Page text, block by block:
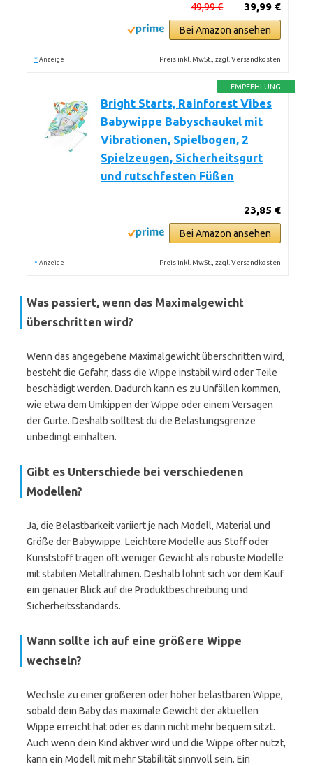
39,99 €
49,99 €
Bei Amazon ansehen
* Anzeige Preis inkl. MwSt., zzgl. Versandkosten
EMPFEHLUNG
Bright Starts, Rainforest Vibes
Babywippe Babyschaukel mit
Vibrationen, Spielbogen, 2
Spielzeugen, Sicherheitsgurt
und rutschfesten Füßen
23,85 €
Bei Amazon ansehen
* Anzeige Preis inkl. MwSt., zzgl. Versandkosten
Was passiert, wenn das Maximalgewicht
überschritten wird?
Wenn das angegebene Maximalgewicht überschritten wird,
besteht die Gefahr, dass die Wippe instabil wird oder Teile
beschädigt werden. Dadurch kann es zu Unfällen kommen,
wie etwa dem Umkippen der Wippe oder einem Versagen
der Gurte. Deshalb solltest du die Belastungsgrenze
unbedingt einhalten.
Gibt es Unterschiede bei verschiedenen
Modellen?
Ja, die Belastbarkeit variiert je nach Modell, Material und
Größe der Babywippe. Leichtere Modelle aus Stoff oder
Kunststoff tragen oft weniger Gewicht als robuste Modelle
mit stabilen Metallrahmen. Deshalb lohnt sich vor dem Kauf
ein genauer Blick auf die Produktbeschreibung und
Sicherheitsstandards.
Wann sollte ich auf eine größere Wippe
wechseln?
Wechsle zu einer größeren oder höher belastbaren Wippe,
sobald dein Baby das maximale Gewicht der aktuellen
Wippe erreicht hat oder es darin nicht mehr bequem sitzt.
Auch wenn dein Kind aktiver wird und die Wippe öfter nutzt,
kann ein Modell mit mehr Stabilität sinnvoll sein. Ein